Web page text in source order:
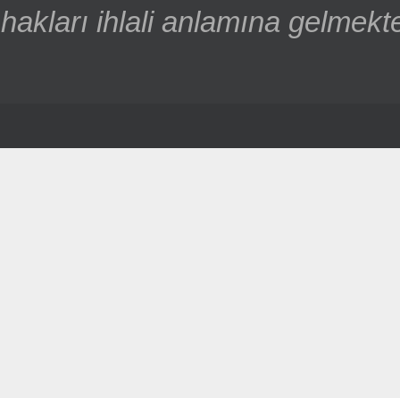
hakları ihlali anlamına